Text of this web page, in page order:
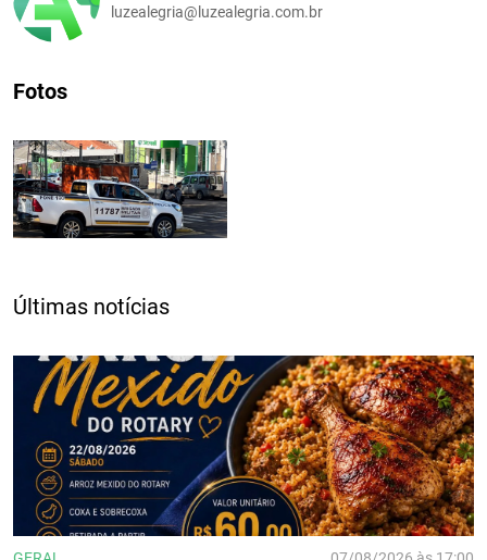
luzealegria@luzealegria.com.br
Fotos
Últimas notícias